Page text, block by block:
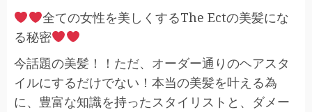
全ての女性を美しくするThe Ectの美髪にな
る秘密
今話題の美髪！！ただ、オーダー通りのヘアスタ
イルにするだけでない！本当の美髪を叶える為
に、豊富な知識を持ったスタイリストと、ダメー